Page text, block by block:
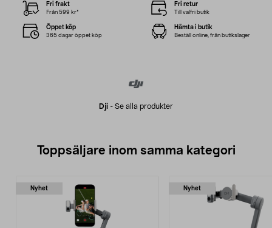
Dji - Se alla produkter
Fri frakt
Från 599 kr*
Fri retur
Till valfri butik
Öppet köp
365 dagar öppet köp
Hämta i butik
Beställ online, från butikslager
Toppsäljare inom samma kategori
Nyhet Nyhet